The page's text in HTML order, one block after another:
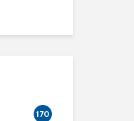
170